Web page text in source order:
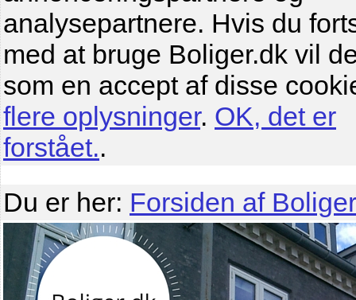
analysepartnere. Hvis du
med at bruge Boliger.dk vil
som en accept af disse
flere oplysninger. OK, det er
forstået..
Du er her: Forsiden af